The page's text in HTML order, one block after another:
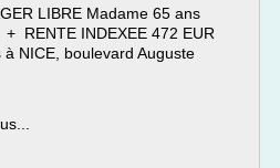
LIBRE Madame 65 ans
RENTE INDEXEE 472 EUR
à NICE, boulevard Auguste